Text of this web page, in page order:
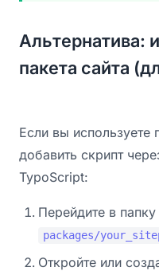
Альтернатива:
пакета сайта
Если вы используете
добавить скрипт
TypoScript:
Перейдите в
packages/
Откройте или